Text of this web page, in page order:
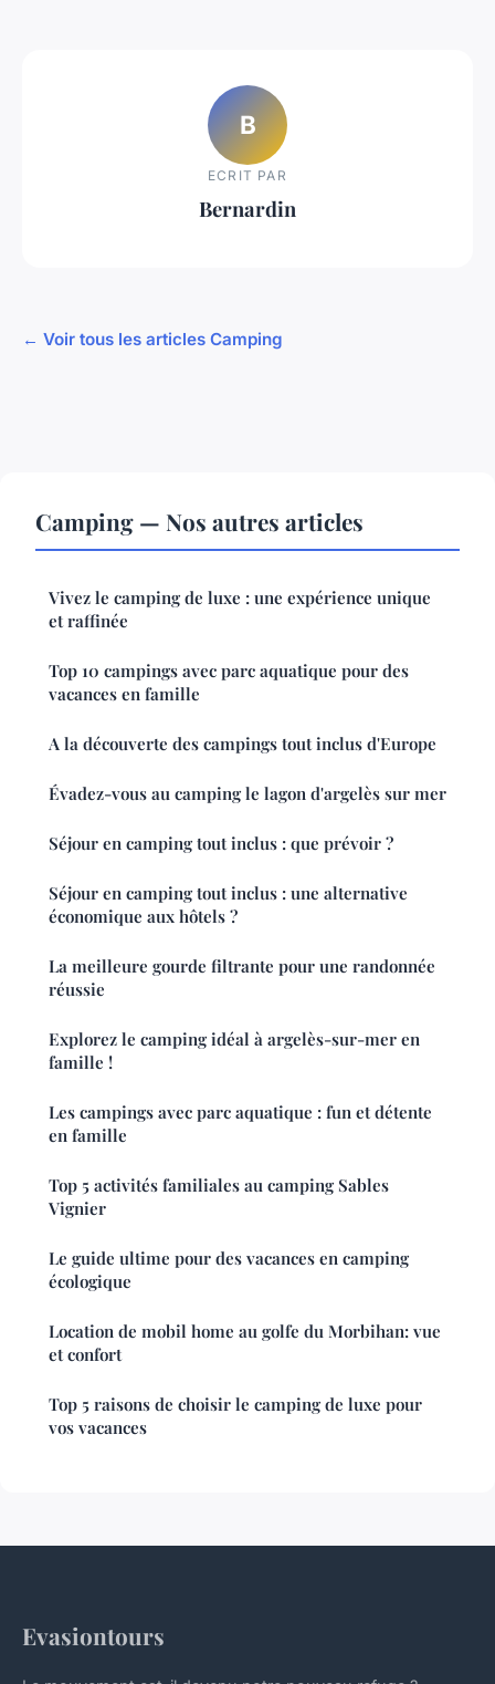
B
ECRIT PAR
Bernardin
← Voir tous les articles Camping
Camping — Nos autres articles
Vivez le camping de luxe : une expérience unique
et raffinée
Top 10 campings avec parc aquatique pour des
vacances en famille
A la découverte des campings tout inclus d'Europe
Évadez-vous au camping le lagon d'argelès sur mer
Séjour en camping tout inclus : que prévoir ?
Séjour en camping tout inclus : une alternative
économique aux hôtels ?
La meilleure gourde filtrante pour une randonnée
réussie
Explorez le camping idéal à argelès-sur-mer en
famille !
Les campings avec parc aquatique : fun et détente
en famille
Top 5 activités familiales au camping Sables
Vignier
Le guide ultime pour des vacances en camping
écologique
Location de mobil home au golfe du Morbihan: vue
et confort
Top 5 raisons de choisir le camping de luxe pour
vos vacances
Evasiontours